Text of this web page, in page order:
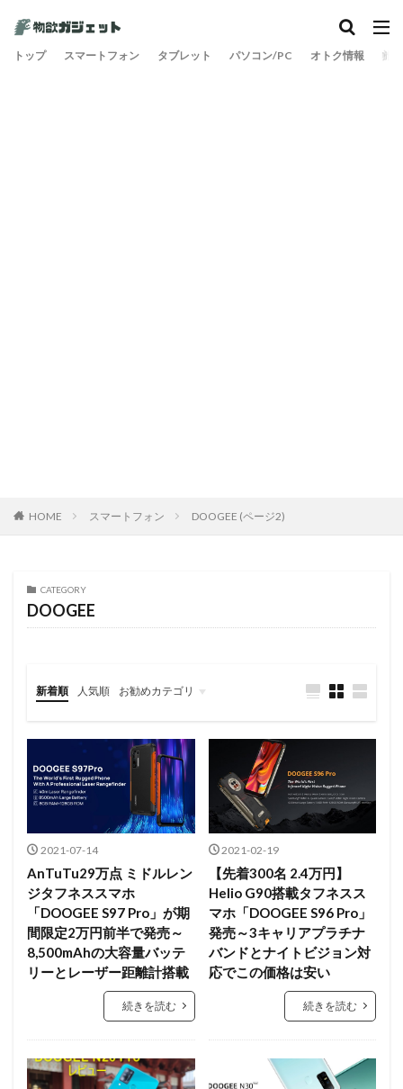
トップ スマートフォン タブレット パソコン/PC オトク情報 旅
HOME スマートフォン DOOGEE (ページ2)
CATEGORY
DOOGEE
新着順 人気順 お勧めカテゴリ
2021-07-14
AnTuTu29万点 ミドルレン
ジタフネススマホ
「DOOGEE S97 Pro」が期
間限定2万円前半で発売～
8,500mAhの大容量バッテ
リーとレーザー距離計搭載
続きを読む
2021-02-19
【先着300名 2.4万円】
Helio G90搭載タフネスス
マホ「DOOGEE S96 Pro」
発売～3キャリアプラチナ
バンドとナイトビジョン対
応でこの価格は安い
続きを読む